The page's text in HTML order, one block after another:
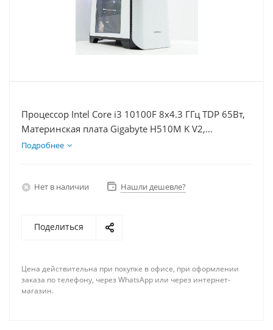
Процессор Intel Core i3 10100F 8x4.3 ГГц TDP 65Вт,
Материнская плата Gigabyte H510M K V2,
Видеокарта RX 7900XTX 24Гб, Память DDR4 64Gb,
Подробнее
Нет в наличии Нашли дешевле?
Поделиться
Цена действительна при покупке в офисе, при оформлении
заказа по телефону, через WhatsApp или через интернет-
магазин.